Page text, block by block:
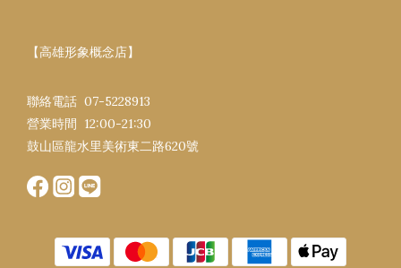
【高雄形象概念店】
聯絡電話 07-5228913
營業時間 12:00-21:30​
鼓山區龍水里美術東二路620號